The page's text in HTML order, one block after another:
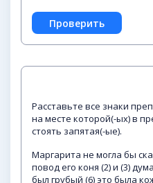
Расставьте все знаки
на месте которой(-ых) в
стоять запятая(-ые).
Маргарита не могла бы
повод его коня (2) и (3)
был грубый (6) это была